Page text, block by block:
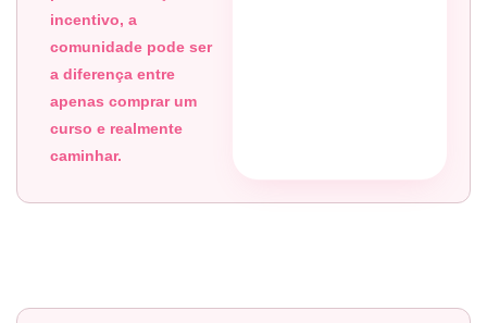
incentivo, a
comunidade pode ser
a diferença entre
apenas comprar um
curso e realmente
caminhar.